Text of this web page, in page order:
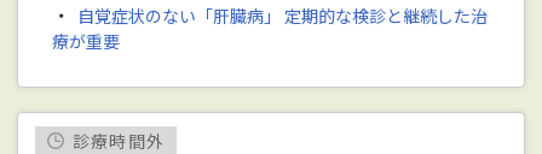
・
自覚症状のない「肝臓病」 定期的な検診と継続した治
療が重要
診療時間外